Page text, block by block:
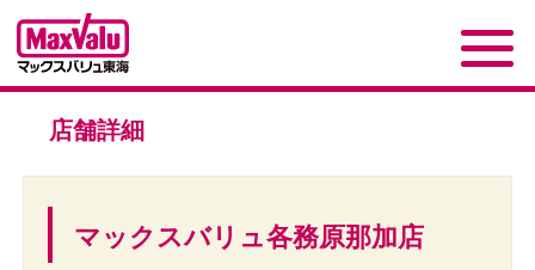
店舗詳細
マックスバリュ各務原那加店